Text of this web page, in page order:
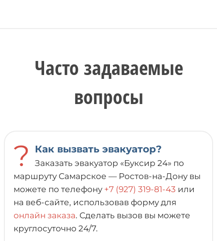
Часто задаваемые
вопросы
? Как вызвать эвакуатор?
Заказать эвакуатор «Буксир 24» по
маршруту Самарское — Ростов-на-Дону вы
можете по телефону +7 (927) 319-81-43 или
на веб-сайте, использовав форму для
онлайн заказа. Сделать вызов вы можете
круглосуточно 24/7.